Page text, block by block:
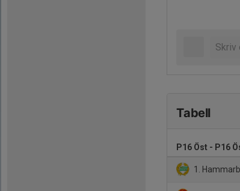
Tabell
P16 Öst - P16
1.